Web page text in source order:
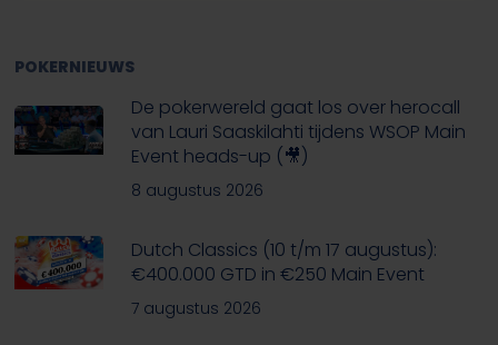
POKERNIEUWS
De pokerwereld gaat los over herocall
van Lauri Saaskilahti tijdens WSOP Main
Event heads-up (🎥)
8 augustus 2026
Dutch Classics (10 t/m 17 augustus):
€400.000 GTD in €250 Main Event
7 augustus 2026